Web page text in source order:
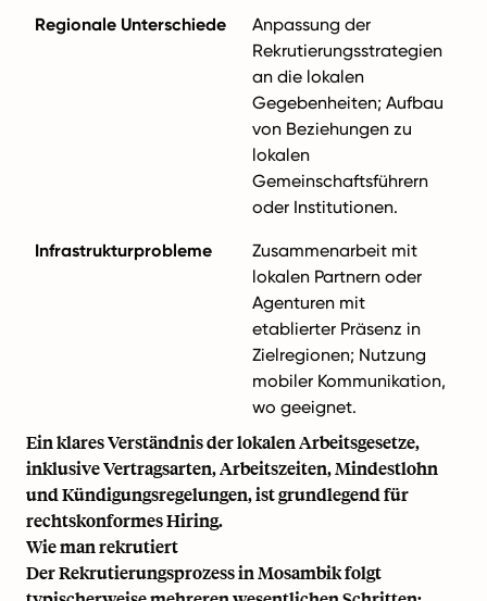
Regionale Unterschiede
Anpassung der
Rekrutierungsstrategien
an die lokalen
Gegebenheiten; Aufbau
von Beziehungen zu
lokalen
Gemeinschaftsführern
oder Institutionen.
Infrastrukturprobleme
Zusammenarbeit mit
lokalen Partnern oder
Agenturen mit
etablierter Präsenz in
Zielregionen; Nutzung
mobiler Kommunikation,
wo geeignet.
Ein klares Verständnis der lokalen Arbeitsgesetze,
inklusive Vertragsarten, Arbeitszeiten, Mindestlohn
und Kündigungsregelungen, ist grundlegend für
rechtskonformes Hiring.
Wie man rekrutiert
Der Rekrutierungsprozess in Mosambik folgt